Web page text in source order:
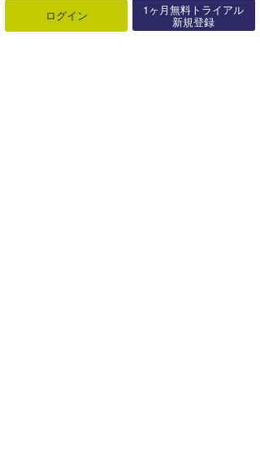
ログイン 1ヶ月無料トライアル
新規登録